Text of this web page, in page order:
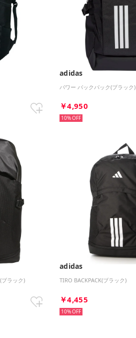
adidas
パワー バックパック(ブラック)
￥4,950
10%
ラック)
adidas
TIRO BACKPACK(ブラック)
￥4,455
10%